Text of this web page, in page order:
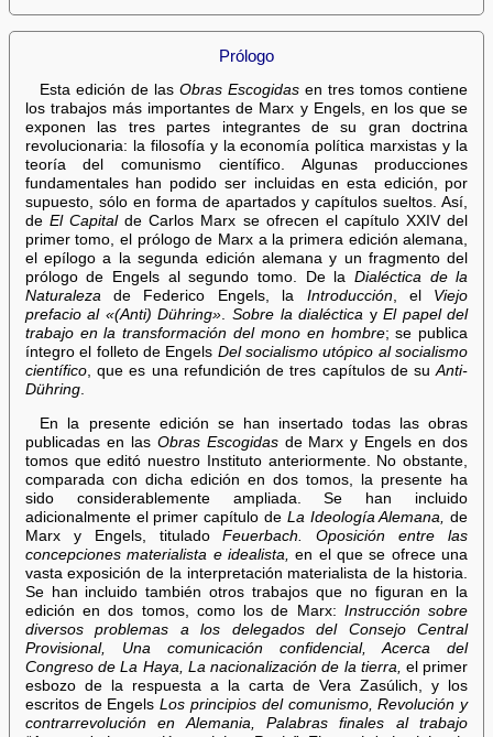
Prólogo
Esta edición de lasObras Escogidas en tres tomos contiene
los trabajos más importantes de Marx y Engels, en los que se
exponen las tres partes integrantes de su gran doctrina
revolucionaria: la filosofía y la economía política marxistas y la
teoría del comunismo científico. Algunas producciones
fundamentales han podido ser incluidas en esta edición, por
supuesto, sólo en forma de apartados y capítulos sueltos. Así,
de El Capitalde Carlos Marx se ofrecen el capítulo XXIV del
primer tomo, el prólogo de Marx a la primera edición alemana,
el epílogo a la segunda edición alemana y un fragmento del
prólogo de Engels al segundo tomo. De la Dialéctica de la
Naturalezade Federico Engels, la Introducción, el Viejo
prefacio al «(Anti) Dühring». Sobre la dialéctica yEl papel del
trabajo en la transformación del mono en hombre; se publica
íntegro el folleto de Engels Del socialismo utópico al socialismo
científico, que es una refundición de tres capítulos de suAnti-
Dühring.
En la presente edición se han insertado todas las obras
publicadas en las Obras Escogidasde Marx y Engels en dos
tomos que editó nuestro Instituto anteriormente. No obstante,
comparada con dicha edición en dos tomos, la presente ha
sido considerablemente ampliada. Se han incluido
adicionalmente el primer capítulo de La Ideología Alemana,
de
Marx y Engels, tituladoFeuerbach. Oposición entre las
concepciones materialista e idealista,
en el que se ofrece una
vasta exposición de la interpretación materialista de la historia.
Se han incluido también otros trabajos que no figuran en la
edición en dos tomos, como los de Marx: Instrucción sobre
diversos problemas a los delegados del Consejo Central
Provisional, Una comunicación confidencial, Acerca del
Congreso de La Haya, La nacionalización de la tierra, el primer
esbozo de la respuesta a la carta de Vera Zasúlich, y los
escritos de EngelsLos principios del comunismo, Revolución y
contrarrevolución en Alemania, Palabras finales al trabajo